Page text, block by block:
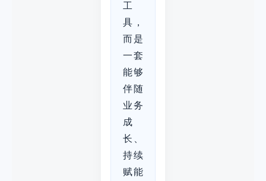
工
具，
而是
一套
能够
伴随
业务
成
长、
持续
赋能